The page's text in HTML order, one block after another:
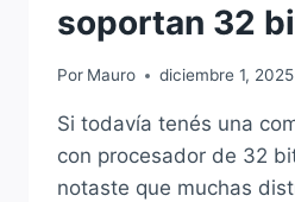
soportan 32
Por Mauro diciembre 1, 2025
Si todavía tenés una
con procesador de 32
notaste que muchas